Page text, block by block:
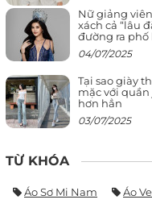
Nữ giảng
xách cả “lâu
đường ra phố
04/07/2025
Tại sao giày
mặc với
hơn hẳn
03/07/2025
TỪ KHÓA
Áo Sơ Mi Nam Áo